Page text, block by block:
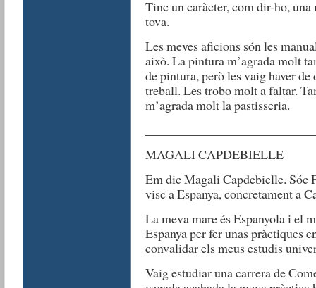
Tinc un caràcter, com dir-ho,
tova.
Les meves aficions són les
això. La pintura m’agrada molt
de pintura, però les vaig haver
treball. Les trobo molt a faltar.
m’agrada molt la pastisseria.
MAGALI CAPDEBIELLE
Em dic Magali Capdebielle. Sóc
visc a Espanya, concretament a
La meva mare és Espanyola i el
Espanya per fer unas pràctiques
convalidar els meus estudis
Vaig estudiar una carrera de